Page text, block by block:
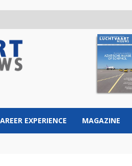
EXPERIENCE MAGAZINE